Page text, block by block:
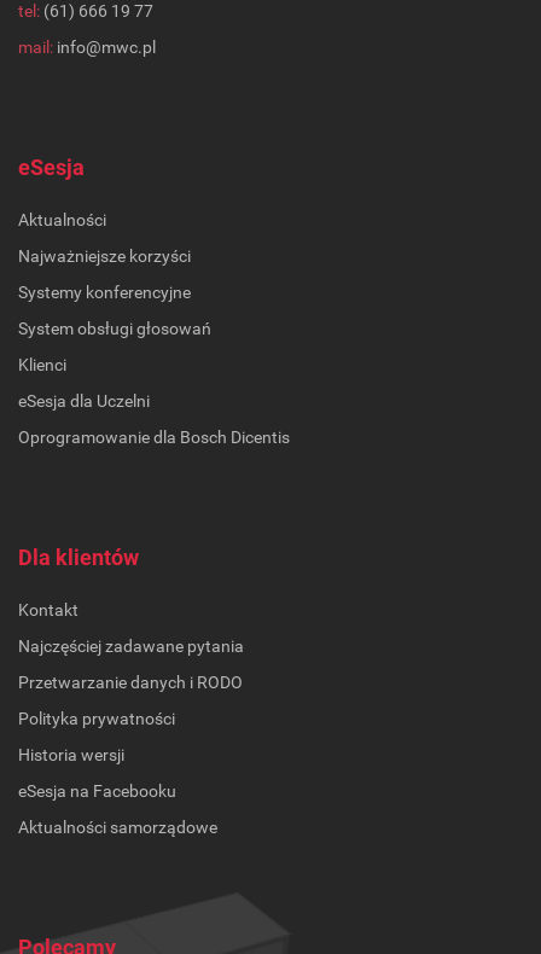
tel: (61) 666 19 77
mail: info@mwc.pl
eSesja
Aktualności
Najważniejsze korzyści
Systemy konferencyjne
System obsługi głosowań
Klienci
eSesja dla Uczelni
Oprogramowanie dla Bosch Dicentis
Dla klientów
Kontakt
Najczęściej zadawane pytania
Przetwarzanie danych i RODO
Polityka prywatności
Historia wersji
eSesja na Facebooku
Aktualności samorządowe
Polecamy